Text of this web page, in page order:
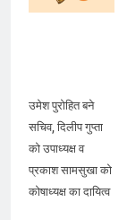
उमेश पुरोहित बने
सचिव, दिलीप गुप्ता
को उपाध्यक्ष व
प्रकाश सामसुखा को
कोषाध्यक्ष का दायित्व